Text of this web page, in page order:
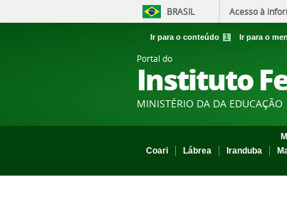
BRASIL Acesso à
Ir para o conteúdo 1 Ir para o
Portal do
Instituto
MINISTÉRIO DA DA EDUCAÇÃO
Coari
Lábrea Iranduba